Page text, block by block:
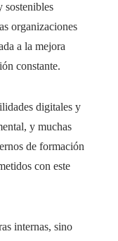
sostenibles
organizaciones
a la mejora
constante.
digitales y
y muchas
de formación
con este
internas, sino